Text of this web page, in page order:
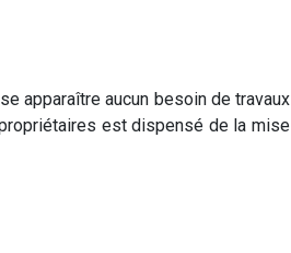
apparaître aucun besoin de travaux
est dispensé de la mise